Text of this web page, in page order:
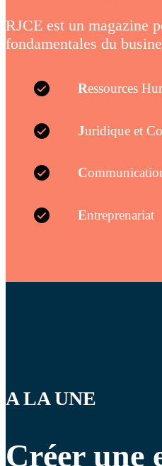
RJCE est un magazine
fondamentales du
Ressources
Juridique et
C
Entreprenariat
A LA UNE
Créer une